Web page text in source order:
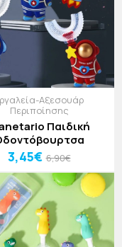
Αξεσουάρ
Περιποίησης
Παιδική
3,45€ 6,90€